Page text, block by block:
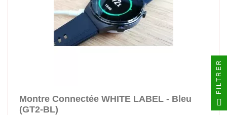
Montre Connectée WHITE LABEL - Bleu
(GT2-BL)
FILTRER